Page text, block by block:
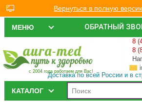
ОБРАТНЫЙ
МЕНЮ
с 2004 года работаем для Вас!
8
8
Доставка по всей России и в
КАТАЛОГ
Вернуться в полную